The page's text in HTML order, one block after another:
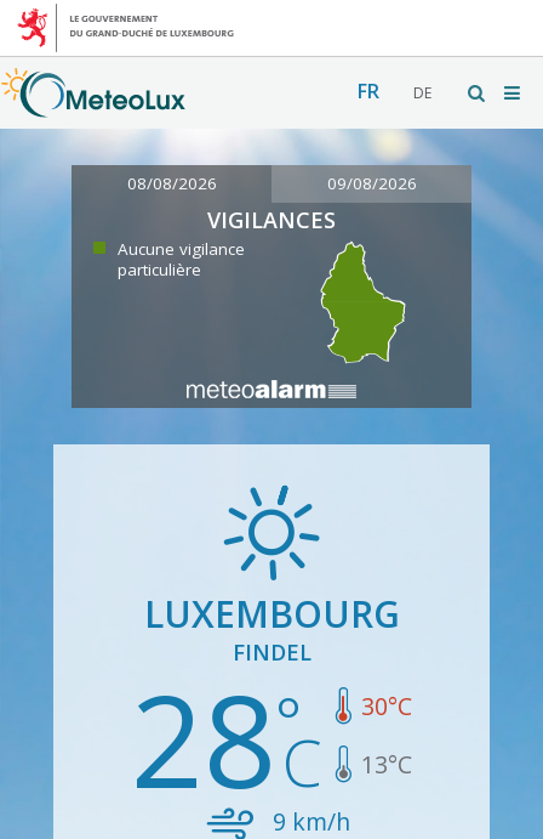
FR DE
08/08/2026 09/08/2026
VIGILANCES
Aucune vigilance
particulière
LUXEMBOURG
FINDEL
28 30°C
13°C
9 km/h